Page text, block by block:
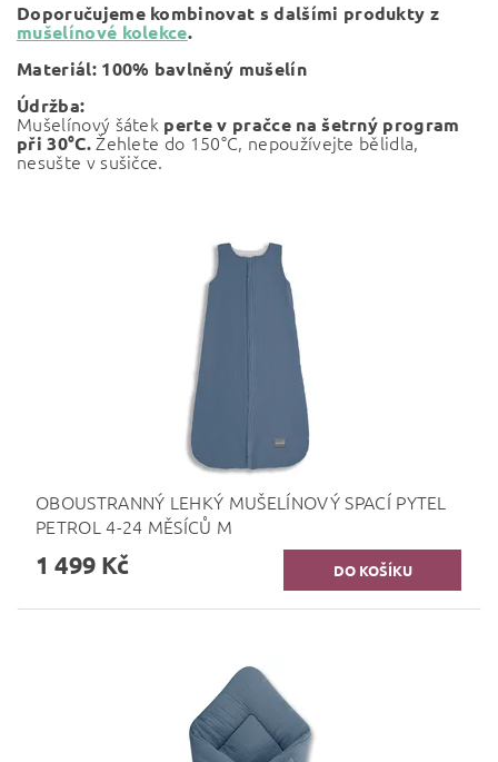
Doporučujeme kombinovat s dalšími produkty z
mušelínové kolekce.
Materiál: 100% bavlněný mušelín
Údržba:
Mušelínový šátek perte v pračce na šetrný program
při 30°C.Žehlete do 150°C, nepoužívejte bělidla,
nesušte v sušičce.
OBOUSTRANNÝ LEHKÝ MUŠELÍNOVÝ SPACÍ PYTEL
PETROL 4-24 MĚSÍCŮ M
1 499 Kč